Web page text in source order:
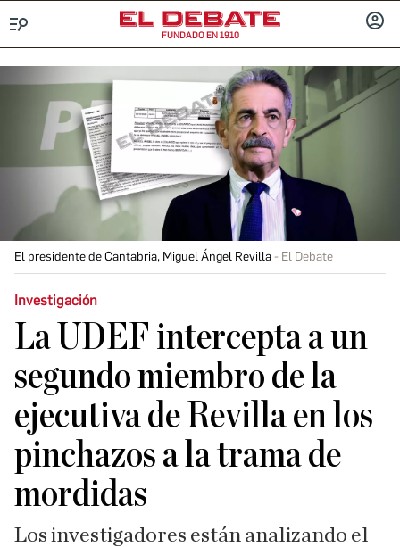
FUNDADO EN 1910
El presidente de Cantabria, Miguel Ángel Revilla El Debate
Investigación
La UDEF intercepta a un
segundo miembro de la
ejecutiva de Revilla en los
pinchazos a la trama de
mordidas
Los investigadores están analizando el